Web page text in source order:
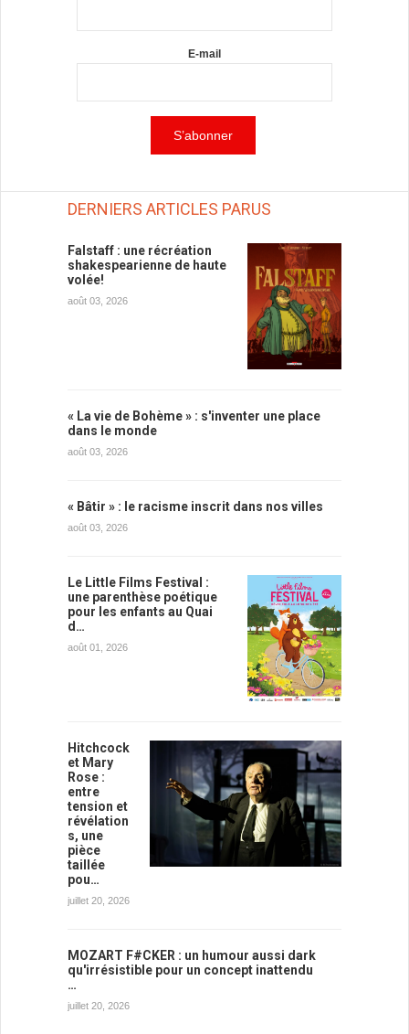
E-mail
DERNIERS ARTICLES PARUS
Falstaff : une récréation
shakespearienne de haute
volée!
août 03, 2026
« La vie de Bohème » : s'inventer une place
dans le monde
août 03, 2026
« Bâtir » : le racisme inscrit dans nos villes
août 03, 2026
Le Little Films Festival :
une parenthèse poétique
pour les enfants au Quai
d…
août 01, 2026
Hitchcock
et Mary
Rose :
entre
tension et
révélation
s, une
pièce
taillée
pou…
juillet 20, 2026
MOZART F#CKER : un humour aussi dark
qu'irrésistible pour un concept inattendu
…
juillet 20, 2026